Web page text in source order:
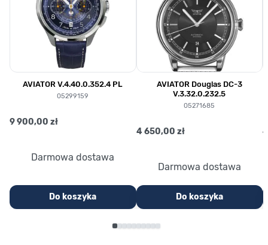
AVIATOR V.4.40.0.352.4 PL
05299159
9 900,00 zł
Darmowa dostawa
Do koszyka
AVIATOR Douglas DC-3
V.3.32.0.232.5
05271685
4 650,00 zł
Darmowa dostawa
Do koszyka